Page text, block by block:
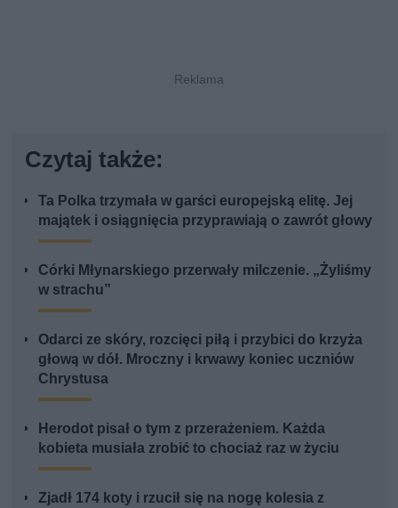
Czytaj także:
Ta Polka trzymała w garści europejską elitę. Jej
majątek i osiągnięcia przyprawiają o zawrót głowy
Córki Młynarskiego przerwały milczenie. „Żyliśmy
w strachu”
Odarci ze skóry, rozcięci piłą i przybici do krzyża
głową w dół. Mroczny i krwawy koniec uczniów
Chrystusa
Herodot pisał o tym z przerażeniem. Każda
kobieta musiała zrobić to chociaż raz w życiu
Zjadł 174 koty i rzucił się na nogę kolesia z